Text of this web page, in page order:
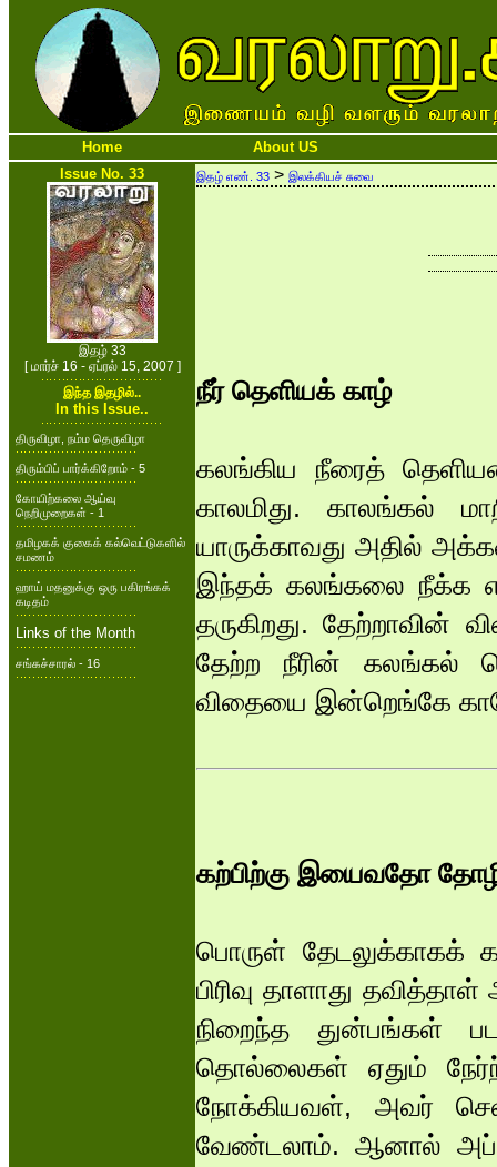
Home
About US
Issue No. 33
இதழ் 33
[ மார்ச் 16 - ஏப்ரல் 15, 2007 ]
இந்த இதழில்..
In this Issue..
திருவிழா, நம்ம தெருவிழா
திரும்பிப் பார்க்கிறோம் - 5
கோயிற்கலை ஆய்வு
நெறிமுறைகள் - 1
தமிழகக் குகைக் கல்வெட்டுகளில்
சமணம்
ஹாய் மதனுக்கு ஒரு பகிரங்கக்
கடிதம்
Links of the Month
சங்கச்சாரல் - 16
இதழ் எண். 33 > இலக்கியச் சுவை
நீர் தெளியக் காழ்
கலங்கிய நீரைத்
காலமிது. காலங்கல்
யாருக்காவது அதில்
இந்தக் கலங்கலை நீக்க
தருகிறது.
தேற்ற நீரின் கலங்கல்
விதையை இன்றெங்கே
கற்பிற்கு இயைவதோ
பொருள் தேடலுக்காகக்
பிரிவு தாளாது
நிறைந்த துன்பங்கள்
தொல்லைகள் ஏதும்
நோக்கியவள், அவர்
வேண்டலாம். ஆனால்